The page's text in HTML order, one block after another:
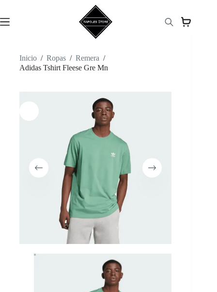
contenido
Inicio / Ropas / Remera /
Adidas Tshirt Fleese Gre Mn